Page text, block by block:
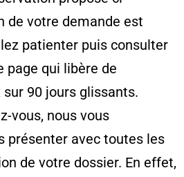
de votre demande est
patienter puis consulter
page qui libère de
90 jours glissants.
vous, nous vous
présenter avec toutes les
de votre dossier. En effet,